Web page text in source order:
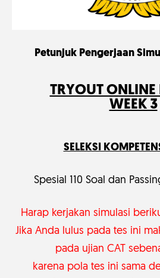
Petunjuk Pengerjaan
TRYOUT ONLINE
WEEK 3
SELEKSI
Spesial 110 Soal dan
Harap kerjakan simulasi
Jika Anda lulus pada tes ini
pada ujian CAT
karena pola tes ini sama